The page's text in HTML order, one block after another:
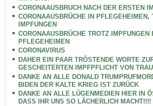
CORONAAUSBRUCH NACH DER ERSTEN
CORONAAUSBRÜCHE IN PFLEGEHEIMEN,
IMPFUNGEN
CORONAAUSBRÜCHE TROTZ IMPFUNGEN
PFLEGEHEIMEN
CORONAVIRUS
DAHER EIN PAAR TRÖSTENDE WORTE
GESCHEITERTEN IMPFPFLICHT VON
DANKE AN ALLE DONALD
BIDEN DER KALTE KRIEG IST ZURÜCK
DANKE AN ALLE LÜGENMEDIEN HIER IN
DASS IHR UNS SO LÄCHERLICH MACHT!!!!